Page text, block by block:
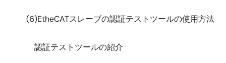
(6)EtheCATスレーブの認証テストツールの使用方法
認証テストツールの紹介